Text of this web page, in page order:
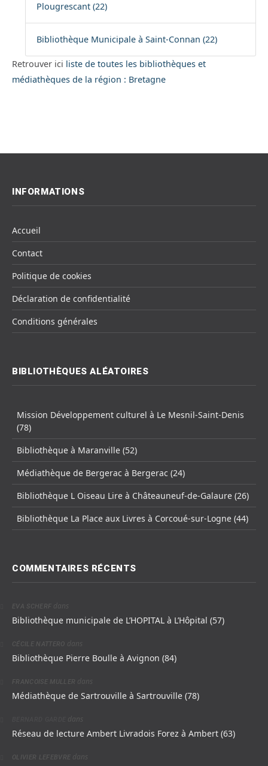
Plougrescant (22)
Bibliothèque Municipale à Saint-Connan (22)
Retrouver ici liste de toutes les bibliothèques et
médiathèques de la région : Bretagne
INFORMATIONS
Accueil
Contact
Politique de cookies
Déclaration de confidentialité
Conditions générales
BIBLIOTHÈQUES ALÉATOIRES
Mission Développement culturel à Le Mesnil-Saint-Denis
(78)
Bibliothèque à Maranville (52)
Médiathèque de Bergerac à Bergerac (24)
Bibliothèque L Oiseau Lire à Châteauneuf-de-Galaure (26)
Bibliothèque La Place aux Livres à Corcoué-sur-Logne (44)
COMMENTAIRES RÉCENTS
EVA SCHERF dans
Bibliothèque municipale de L’HOPITAL à L’Hôpital (57)
CÉCILE NATTERO dans
Bibliothèque Pierre Boulle à Avignon (84)
FRANCOISE MULLER dans
Médiathèque de Sartrouville à Sartrouville (78)
dans
Réseau de lecture Ambert Livradois Forez à Ambert (63)
OLIVIER LEFEBVRE dans